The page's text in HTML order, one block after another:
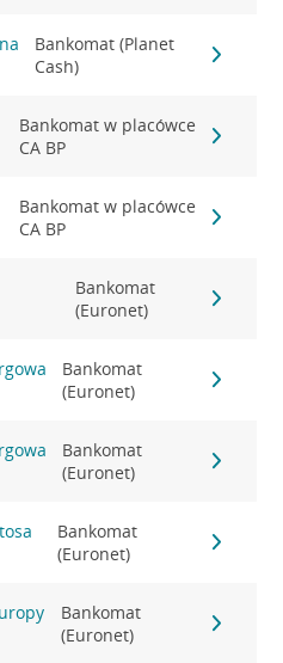
Bankomat (Planet
Cash)
Bankomat w placówce
CA BP
Bankomat w placówce
CA BP
Bankomat
(Euronet)
Bankomat
(Euronet)
Bankomat
(Euronet)
Bankomat
(Euronet)
Bankomat
(Euronet)